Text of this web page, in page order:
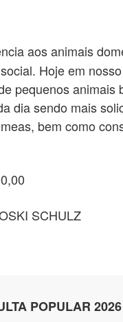
aos animais
Hoje em
pequenos
dia sendo mais
bem como
SCHULZ
POPULAR 2026